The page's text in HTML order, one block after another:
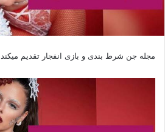
مجله جن شرط بندی و بازی انفجار تقدیم میکند